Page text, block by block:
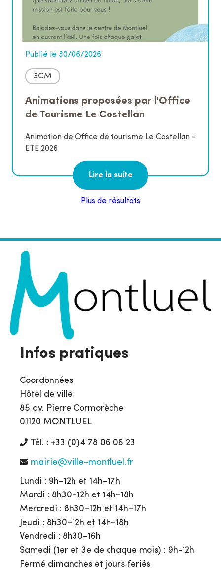
Publié le 30/06/2026
3CM
Animations proposées par l'Office
de Tourisme Le Costellan
Animation de Office de tourisme Le Costellan -
ETE 2026
Lire la suite
Plus de résultats
Infos pratiques
Coordonnées
Hôtel de ville
85 av. Pierre Cormorèche
01120 MONTLUEL
Tél. : +33 (0)4 78 06 06 23
mairie@ville-montluel.fr
Lundi : 9h–12h et 14h–17h
Mardi : 8h30–12h et 14h–18h
Mercredi : 8h30–12h et 14h–17h
Jeudi : 8h30–12h et 14h–18h
Vendredi : 8h30–16h
Samedi (1er et 3e de chaque mois) : 9h-12h
Fermé dimanches et jours feriés